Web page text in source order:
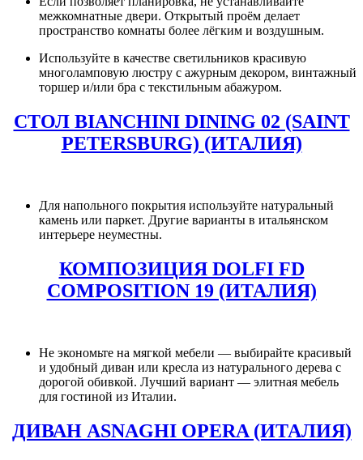
межкомнатные двери. Открытый проём делает
пространство комнаты более лёгким и воздушным.
Используйте в качестве светильников красивую
многоламповую люстру с ажурным декором, винтажный
торшер и/или бра с текстильным абажуром.
СТОЛ BIANCHINI DINING 02 (SAINT
PETERSBURG) (ИТАЛИЯ)
Для напольного покрытия используйте натуральный
камень или паркет. Другие варианты в итальянском
интерьере неуместны.
КОМПОЗИЦИЯ DOLFI FD
COMPOSITION 19 (ИТАЛИЯ)
Не экономьте на мягкой мебели — выбирайте красивый
и удобный диван или кресла из натурального дерева с
дорогой обивкой. Лучший вариант — элитная мебель
для гостиной из Италии.
ДИВАН ASNAGHI OPERA (ИТАЛИЯ)